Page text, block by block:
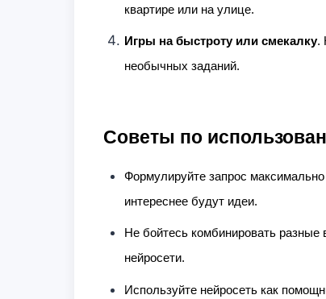
квартире или на улице.
Игры на быстроту или смекалку.
необычных заданий.
Советы по
Формулируйте запрос
интереснее будут идеи.
Не бойтесь комбинировать
нейросети.
Используйте нейросеть как